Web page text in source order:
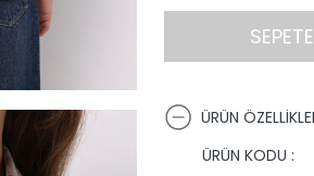
ÜRÜN
ÜRÜN KODU :